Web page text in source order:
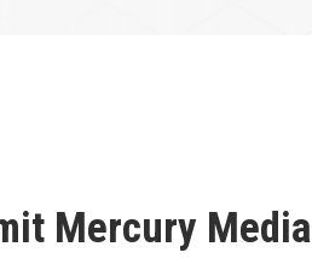
Mercury